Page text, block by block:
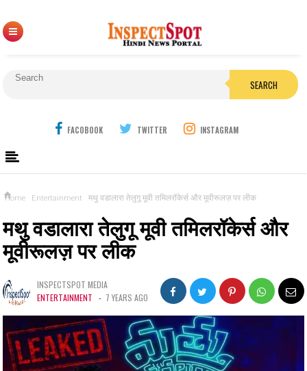
SEARCH
FACOBOOK TWITTER INSTAGRAM
Home Entertainment मथु वडालारा तेलुगू मूवी तमिलरॉकेर्स और मूवीरूलज़ पर लीक
मथु वडालारा तेलुगू मूवी तमिलरॉकेर्स और
मूवीरूलज़ पर लीक
INSPECTSPOT MEDIA
ENTERTAINMENT - 7 YEARS AGO